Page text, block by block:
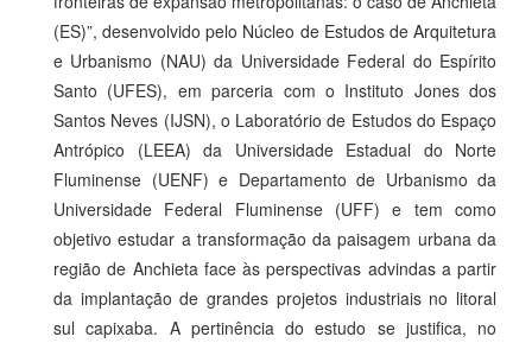
(ES)”, desenvolvido pelo Núcleo de Estudos de Arquitetura
e Urbanismo (NAU) da Universidade Federal do Espírito
Santo (UFES), em parceria com o Instituto Jones dos
Santos Neves (IJSN), o Laboratório de Estudos do Espaço
Antrópico (LEEA) da Universidade Estadual do Norte
Fluminense (UENF) e Departamento de Urbanismo da
Universidade Federal Fluminense (UFF) e tem como
objetivo estudar a transformação da paisagem urbana da
região de Anchieta face às perspectivas advindas a partir
da implantação de grandes projetos industriais no litoral
sul capixaba. A pertinência do estudo se justifica, no